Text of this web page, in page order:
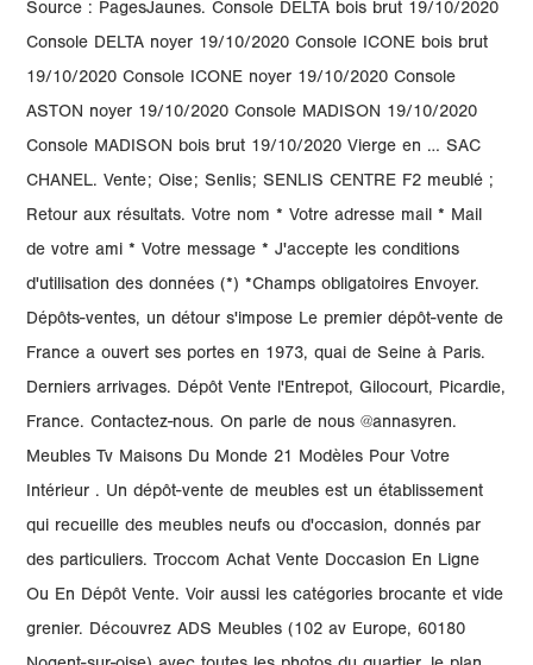
Source : PagesJaunes. Console DELTA bois brut 19/10/2020
Console DELTA noyer 19/10/2020 Console ICONE bois brut
19/10/2020 Console ICONE noyer 19/10/2020 Console
ASTON noyer 19/10/2020 Console MADISON 19/10/2020
Console MADISON bois brut 19/10/2020 Vierge en … SAC
CHANEL. Vente; Oise; Senlis; SENLIS CENTRE F2 meublé ;
Retour aux résultats. Votre nom * Votre adresse mail * Mail
de votre ami * Votre message * J'accepte les conditions
d'utilisation des données (*) *Champs obligatoires Envoyer.
Dépôts-ventes, un détour s'impose Le premier dépôt-vente de
France a ouvert ses portes en 1973, quai de Seine à Paris.
Derniers arrivages. Dépôt Vente l'Entrepot, Gilocourt, Picardie,
France. Contactez-nous. On parle de nous @annasyren.
Meubles Tv Maisons Du Monde 21 Modèles Pour Votre
Intérieur . Un dépôt-vente de meubles est un établissement
qui recueille des meubles neufs ou d'occasion, donnés par
des particuliers. Troccom Achat Vente Doccasion En Ligne
Ou En Dépôt Vente. Voir aussi les catégories brocante et vide
grenier. Découvrez ADS Meubles (102 av Europe, 60180